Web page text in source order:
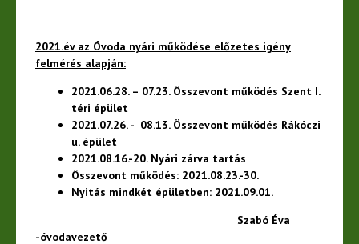
2021.év az Óvoda nyári működése előzetes igény
felmérés alapján:
2021.06.28. – 07.23. Összevont működés Szent I.
téri épület
2021.07.26. - 08.13. Összevont működés Rákóczi
u. épület
2021.08.16.-20. Nyári zárva tartás
Összevont működés: 2021.08.23.-30.
Nyitás mindkét épületben: 2021.09.01.
Szabó Éva
-óvodavezető